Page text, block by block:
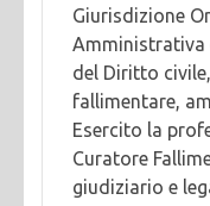
Giurisdizione
Amministrativa
del Diritto
fallimentare,
Esercito la
Curatore
giudiziario e